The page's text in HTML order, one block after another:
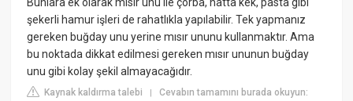
şekerli hamur işleri de rahatlıkla yapılabilir. Tek yapmanız
gereken buğday unu yerine mısır ununu kullanmaktır. Ama
bu noktada dikkat edilmesi gereken mısır ununun buğday
unu gibi kolay şekil almayacağıdır.
Kaynak kaldırma talebi |Cevabın tamamını burada okuyun: